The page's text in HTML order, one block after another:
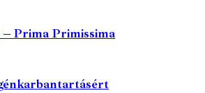
Prima Primissima